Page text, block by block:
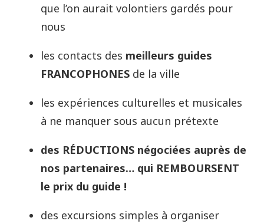
que l’on aurait volontiers gardés pour
nous
les contacts des meilleurs guides
FRANCOPHONES de la ville
les expériences culturelles et musicales
à ne manquer sous aucun prétexte
des RÉDUCTIONS négociées auprès de
nos partenaires… qui REMBOURSENT
le prix du guide !
des excursions simples à organiser